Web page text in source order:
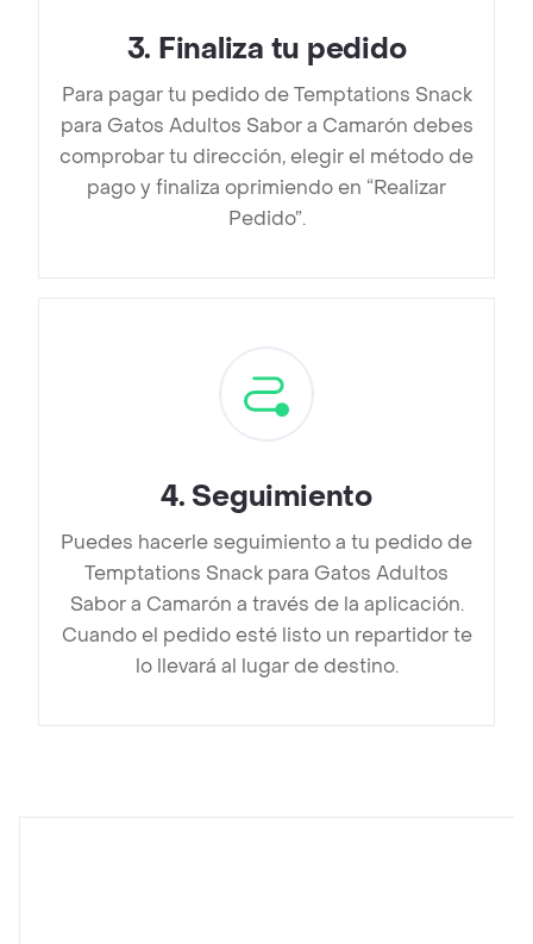
3. Finaliza tu pedido
Para pagar tu pedido de Temptations Snack
para Gatos Adultos Sabor a Camarón debes
comprobar tu dirección, elegir el método de
pago y finaliza oprimiendo en “Realizar
Pedido”.
4. Seguimiento
Puedes hacerle seguimiento a tu pedido de
Temptations Snack para Gatos Adultos
Sabor a Camarón a través de la aplicación.
Cuando el pedido esté listo un repartidor te
lo llevará al lugar de destino.